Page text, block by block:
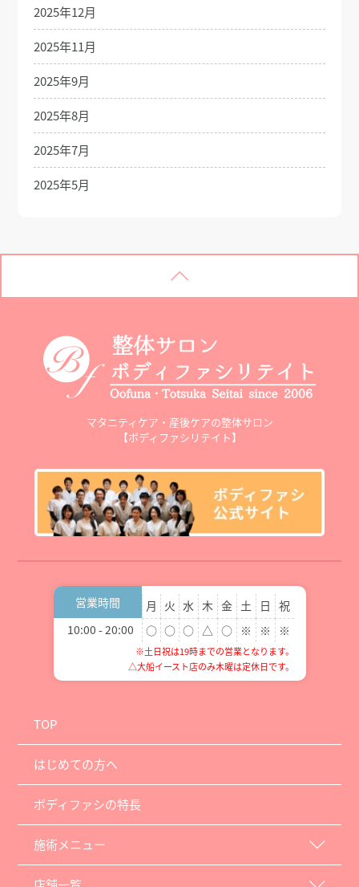
2025年12月
2025年11月
2025年9月
2025年8月
2025年7月
2025年5月
マタニティケア・産後ケアの整体サロン
【ボディファシリテイト】
営業時間 月 火 水 木 金 土 日 祝
10:00 - 20:00
○ ○ ○ △ ○ ※ ※ ※
※土日祝は19時までの営業となります。
△大船イースト店のみ木曜は定休日です。
TOP
はじめての方へ
ボディファシの特長
施術メニュー